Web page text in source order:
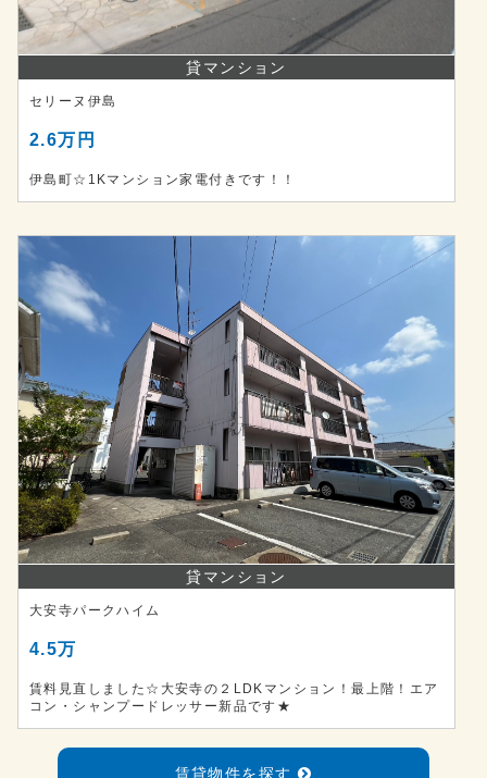
貸マンション
セリーヌ伊島
2.6万円
伊島町☆1Kマンション家電付きです！！
貸マンション
大安寺パークハイム
4.5万
賃料見直しました☆大安寺の２LDKマンション！最上階！エア
コン・シャンプードレッサー新品です★
賃貸物件を探す